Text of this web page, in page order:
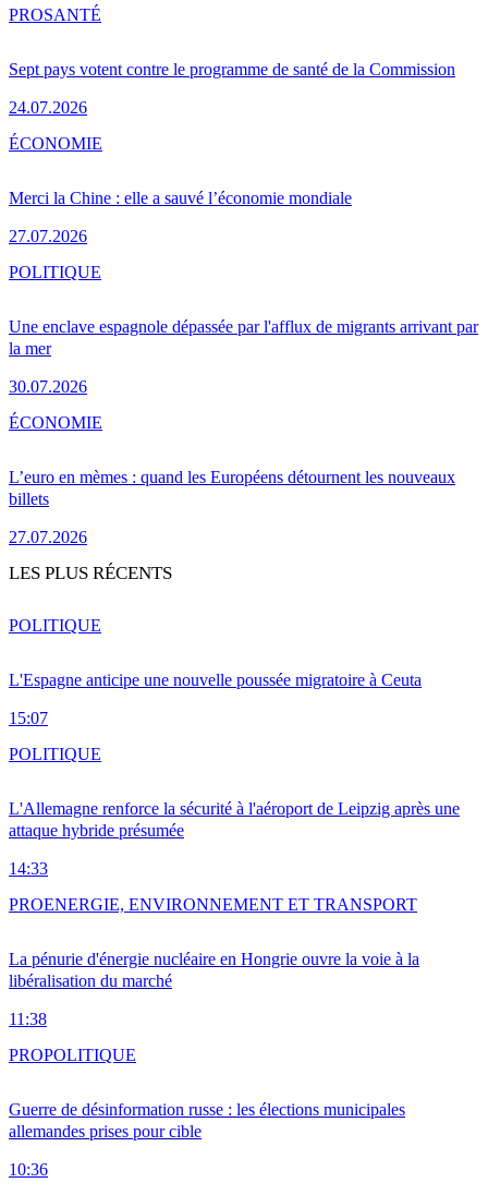
Sept pays votent contre le programme de santé de la Commission
24.07.2026
PROSANTÉ
Merci la Chine : elle a sauvé l’économie mondiale
27.07.2026
ÉCONOMIE
Une enclave espagnole dépassée par l'afflux de migrants arrivant par
la mer
30.07.2026
POLITIQUE
L’euro en mèmes : quand les Européens détournent les nouveaux
billets
27.07.2026
ÉCONOMIE
LES PLUS RÉCENTS
L'Espagne anticipe une nouvelle poussée migratoire à Ceuta
15:07
POLITIQUE
L'Allemagne renforce la sécurité à l'aéroport de Leipzig après une
attaque hybride présumée
14:33
POLITIQUE
La pénurie d'énergie nucléaire en Hongrie ouvre la voie à la
libéralisation du marché
11:38
PROENERGIE, ENVIRONNEMENT ET TRANSPORT
Guerre de désinformation russe : les élections municipales
allemandes prises pour cible
10:36
PROPOLITIQUE